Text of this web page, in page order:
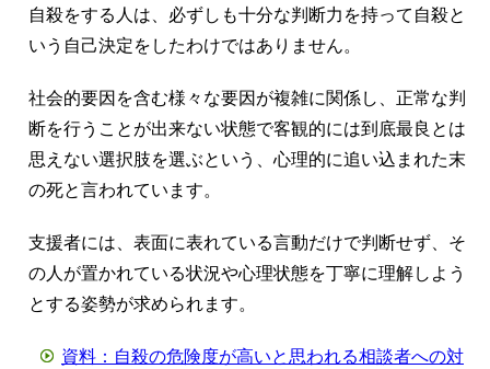
自殺をする人は、必ずしも十分な判断力を持って自殺と
いう自己決定をしたわけではありません。
社会的要因を含む様々な要因が複雑に関係し、正常な判
断を行うことが出来ない状態で客観的には到底最良とは
思えない選択肢を選ぶという、心理的に追い込まれた末
の死と言われています。
支援者には、表面に表れている言動だけで判断せず、そ
の人が置かれている状況や心理状態を丁寧に理解しよう
とする姿勢が求められます。
資料：自殺の危険度が高いと思われる相談者への対